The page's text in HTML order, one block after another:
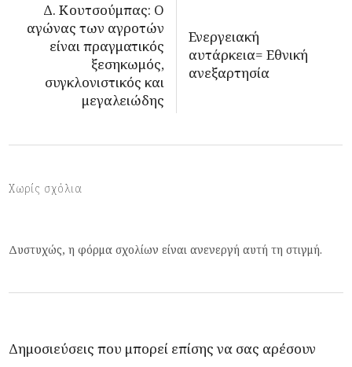
Δ. Κουτσούμπας: Ο
αγώνας των αγροτών
είναι πραγματικός
ξεσηκωμός,
συγκλονιστικός και
μεγαλειώδης
Ενεργειακή
αυτάρκεια= Εθνική
ανεξαρτησία
Χωρίς σχόλια
Δυστυχώς, η φόρμα σχολίων είναι ανενεργή αυτή τη στιγμή.
Δημοσιεύσεις που μπορεί επίσης να σας αρέσουν